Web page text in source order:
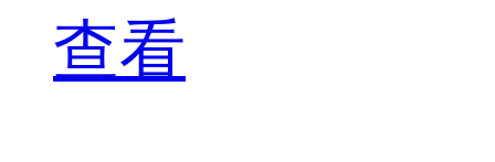
查看